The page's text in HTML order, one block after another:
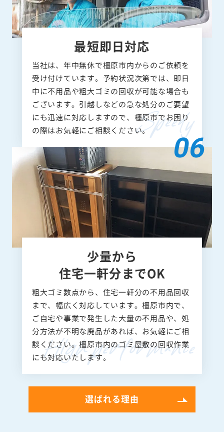
最短即日対応
当社は、年中無休で橿原市内からのご依頼を
受け付けています。予約状況次第では、即日
中に不用品や粗大ゴミの回収が可能な場合も
ございます。引越しなどの急な処分のご要望
にも迅速に対応しますので、橿原市でお困り
の際はお気軽にご相談ください。
少量から
住宅一軒分までOK
粗大ゴミ数点から、住宅一軒分の不用品回収
まで、幅広く対応しています。橿原市内で、
ご自宅や事業で発生した大量の不用品や、処
分方法が不明な廃品があれば、お気軽にご相
談ください。橿原市内のゴミ屋敷の回収作業
にも対応いたします。
選ばれる理由